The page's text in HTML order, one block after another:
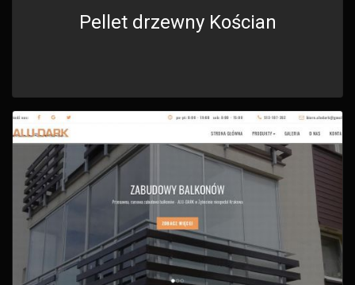
Pellet drzewny Kościan